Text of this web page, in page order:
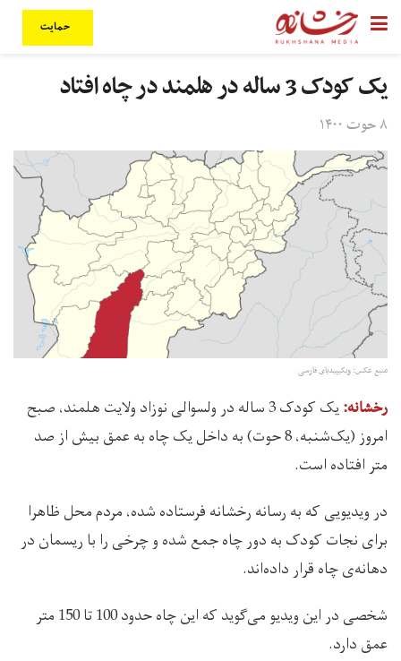
حمایت
یک کودک 3 ساله در هلمند در چاه افتاد
۸ حوت ۱۴۰۰
منبع عکس: ویکیپیدیای فارسی
رخشانه:
یک کودک 3 ساله در ولسوالی نوزاد ولایت هلمند، صبح
امروز (یک‌شنبه، 8 حوت) به داخل یک چاه به عمق بیش از صد
متر افتاده است.
در ویدیویی که به رسانه رخشانه فرستاده شده، مردم محل ظاهرا
برای نجات کودک به دور چاه جمع شده و چرخی را با ریسمان در
دهانه‌ی چاه قرار داده‌اند.
شخصی در این ویدیو می‌گوید که این چاه حدود 100 تا 150 متر
عمق دارد.